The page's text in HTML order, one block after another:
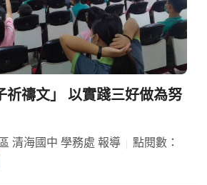
祈禱文」 以實踐三好做為努
清海國中 學務處 報導
點閱數：